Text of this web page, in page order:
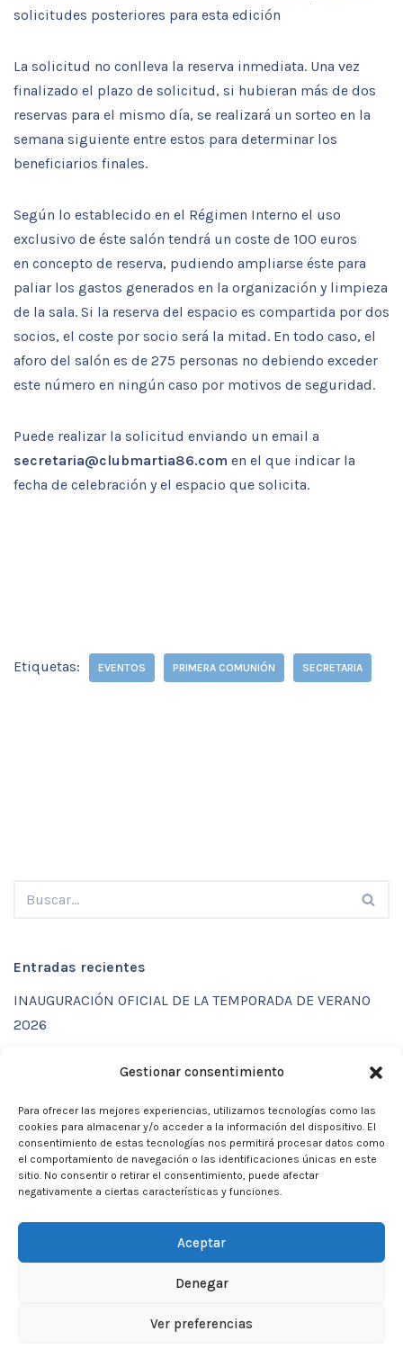
Gestionar consentimiento
Para ofrecer las mejores experiencias, utilizamos tecnologías como las
cookies para almacenar y/o acceder a la información del dispositivo. El
consentimiento de estas tecnologías nos permitirá procesar datos como
el comportamiento de navegación o las identificaciones únicas en este
sitio. No consentir o retirar el consentimiento, puede afectar
negativamente a ciertas características y funciones.
Aceptar
Denegar
Ver preferencias
solicitudes posteriores para esta edición
La solicitud no conlleva la reserva inmediata. Una vez
finalizado el plazo de solicitud, si hubieran más de dos
reservas para el mismo día, se realizará un sorteo en la
semana siguiente entre estos para determinar los
beneficiarios finales.
Según lo establecido en el Régimen Interno el uso
exclusivo de éste salón tendrá un coste de 100 euros
en concepto de reserva, pudiendo ampliarse éste para
paliar los gastos generados en la organización y limpieza
de la sala. Si la reserva del espacio es compartida por dos
socios, el coste por socio será la mitad. En todo caso, el
aforo del salón es de 275 personas no debiendo exceder
este número en ningún caso por motivos de seguridad.
Puede realizar la solicitud enviando un email a
secretaria@clubmartia86.com en el que indicar la
fecha de celebración y el espacio que solicita.
Etiquetas: EVENTOS PRIMERA COMUNIÓN SECRETARIA
Entradas recientes
INAUGURACIÓN OFICIAL DE LA TEMPORADA DE VERANO
2026
CALENDARIO DE ACTIVIDADES VERANO 2026 – CLUB
MARTIA 86
ACTIVIDADES DE VERANO 2026